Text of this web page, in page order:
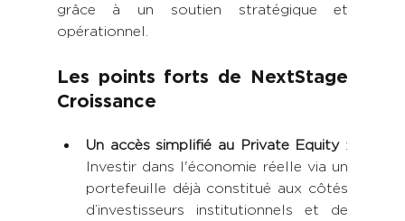
grâce à un soutien stratégique et
opérationnel.
Les points forts de NextStage
Croissance
Un accès simplifié au Private Equity :
Investir dans l'économie réelle via un
portefeuille déjà constitué aux côtés
d’investisseurs institutionnels et de